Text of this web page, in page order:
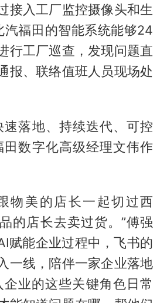
接入工厂监控摄像头和生
汽福田的智能系统能够24
行工厂巡查，发现问题直
报、联络值班人员现场处
速落地、持续迭代、可控
田数字化高级经理文伟作
物美的店长一起切过西
的店长去卖过货。”傅强
赋能企业过程中，飞书的
一线，陪伴一家企业落地
企业的这些关键角色日常